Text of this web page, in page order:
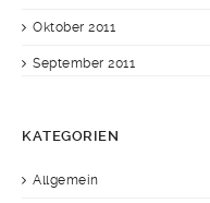
Oktober 2011
September 2011
KATEGORIEN
Allgemein